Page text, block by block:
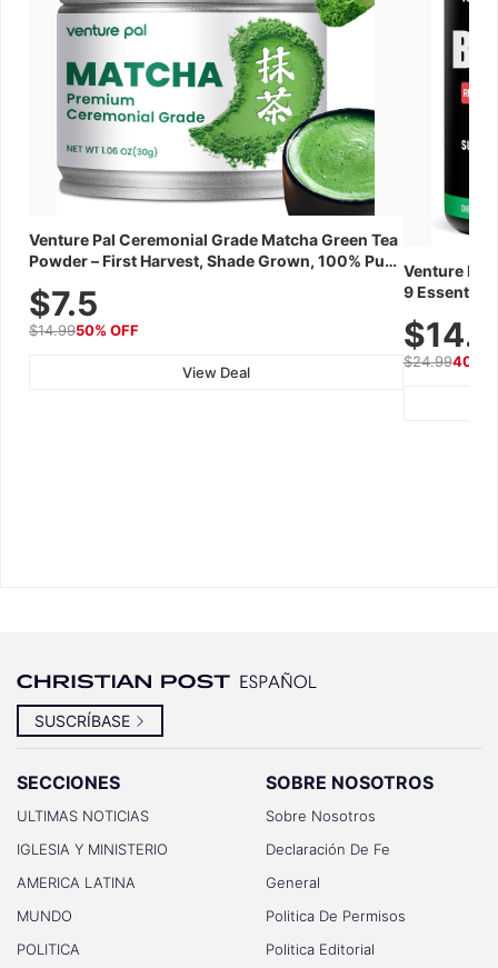
Venture Pal Ceremonial Grade Matcha Green Tea
Powder – First Harvest, Shade Grown, 100% Pure
Gluten-Free, 30g Tin
$7.5
$14.9950% OFF
View Deal
Venture Pal
9 Essential
Recovery,
$24.9940%
SUSCRÍBASE
SECCIONES
ULTIMAS NOTICIAS
IGLESIA Y MINISTERIO
AMERICA LATINA
MUNDO
POLITICA
SOBRE NOSOTROS
Sobre Nosotros
Declaración De Fe
General
Politica De Permisos
Politica Editorial